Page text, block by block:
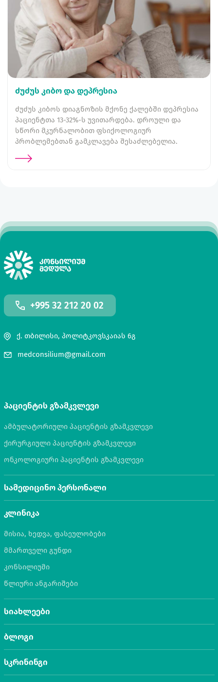
ძუძუს კიბო და დეპრესია
ძუძუს კიბოს დიაგნოზის მქონე ქალებში დეპრესია
პაციენტთა 13-32%-ს უვითარდება. დროული და
სწორი მკურნალობით ფსიქოლოგიურ
პრობლემებთან გამკლავება შესაძლებელია.
+995 32 212 20 02
ქ. თბილისი, პოლიტკოვსკაიას 6გ
medconsilium@gmail.com
პაციენტის გზამკვლევი
ამბულატორიული პაციენტის გზამკვლევი
ქირურგიული პაციენტის გზამკვლევი
ონკოლოგიური პაციენტის გზამკვლევი
სამედიცინო პერსონალი
კლინიკა
მისია, ხედვა, ფასეულობები
მმართველი გუნდი
კონსილიუმი
წლიური ანგარიშები
სიახლეები
ბლოგი
სკრინინგი